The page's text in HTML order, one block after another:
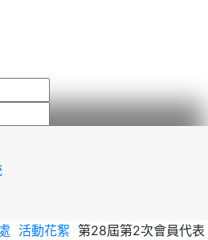
活動花絮 第28屆第2次會員代表